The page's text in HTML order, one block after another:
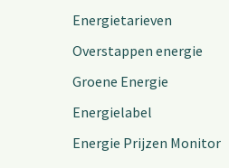
Energietarieven
Overstappen energie
Groene Energie
Energielabel
Energie Prijzen Monitor